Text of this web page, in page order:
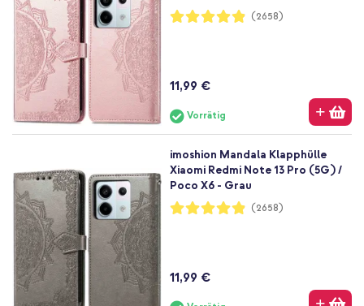
Bewertung:
97%
(2658)
11,99 €
Vorrätig
imoshion Mandala Klapphülle
Xiaomi Redmi Note 13 Pro (5G) /
Poco X6 - Grau
Bewertung:
97%
(2658)
11,99 €